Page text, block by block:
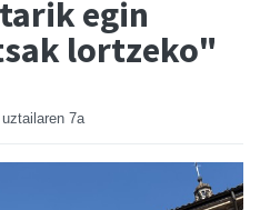
egin
lortzeko"
7a